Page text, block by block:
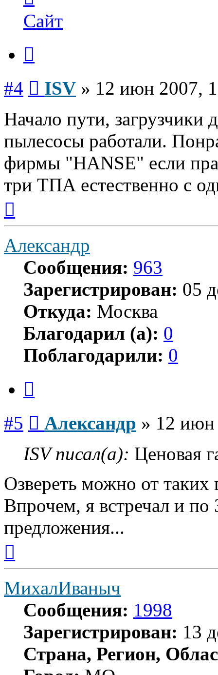
пользователя
ISV
Сайт
#4 ISV » 12 июн 2007,
Начало пути,
пылесосы работали.
фирмы "HANSE" если
три ТПА естественно с
началу
Александр
Сообщения: 963
Зарегистрирован: 05
Откуда: Москва
Благодарил (а): 0
Поблагодарили: 0
#5 Александр » 12 июн
ISV писал(а): Ценовая
Озвереть можно от таких
Впрочем, я встречал и по
предложения...
началу
МихалИваныч
Сообщения: 1998
Зарегистрирован: 13
Страна, Регион,